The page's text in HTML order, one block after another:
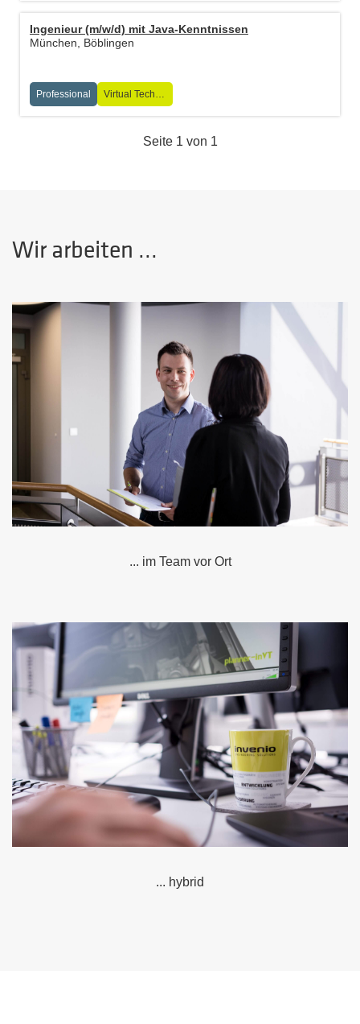
Ingenieur (m/w/d) mit Java-Kenntnissen
München, Böblingen
Professional Virtual Technologies
Seite 1 von 1
Wir arbeiten ...
... im Team vor Ort
... hybrid